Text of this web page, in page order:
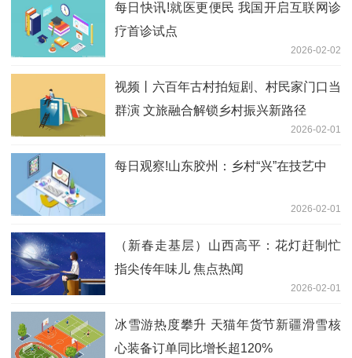
每日快讯!就医更便民 我国开启互联网诊
疗首诊试点
2026-02-02
视频丨六百年古村拍短剧、村民家门口当
群演 文旅融合解锁乡村振兴新路径
2026-02-01
每日观察!山东胶州：乡村“兴”在技艺中
2026-02-01
（新春走基层）山西高平：花灯赶制忙
指尖传年味儿 焦点热闻
2026-02-01
冰雪游热度攀升 天猫年货节新疆滑雪核
心装备订单同比增长超120%